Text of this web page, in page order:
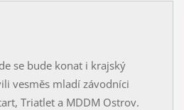
se bude konat i krajský
vesměs mladí závodníci
Triatlet a MDDM Ostrov.